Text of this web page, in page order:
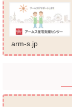
arm-s.jp